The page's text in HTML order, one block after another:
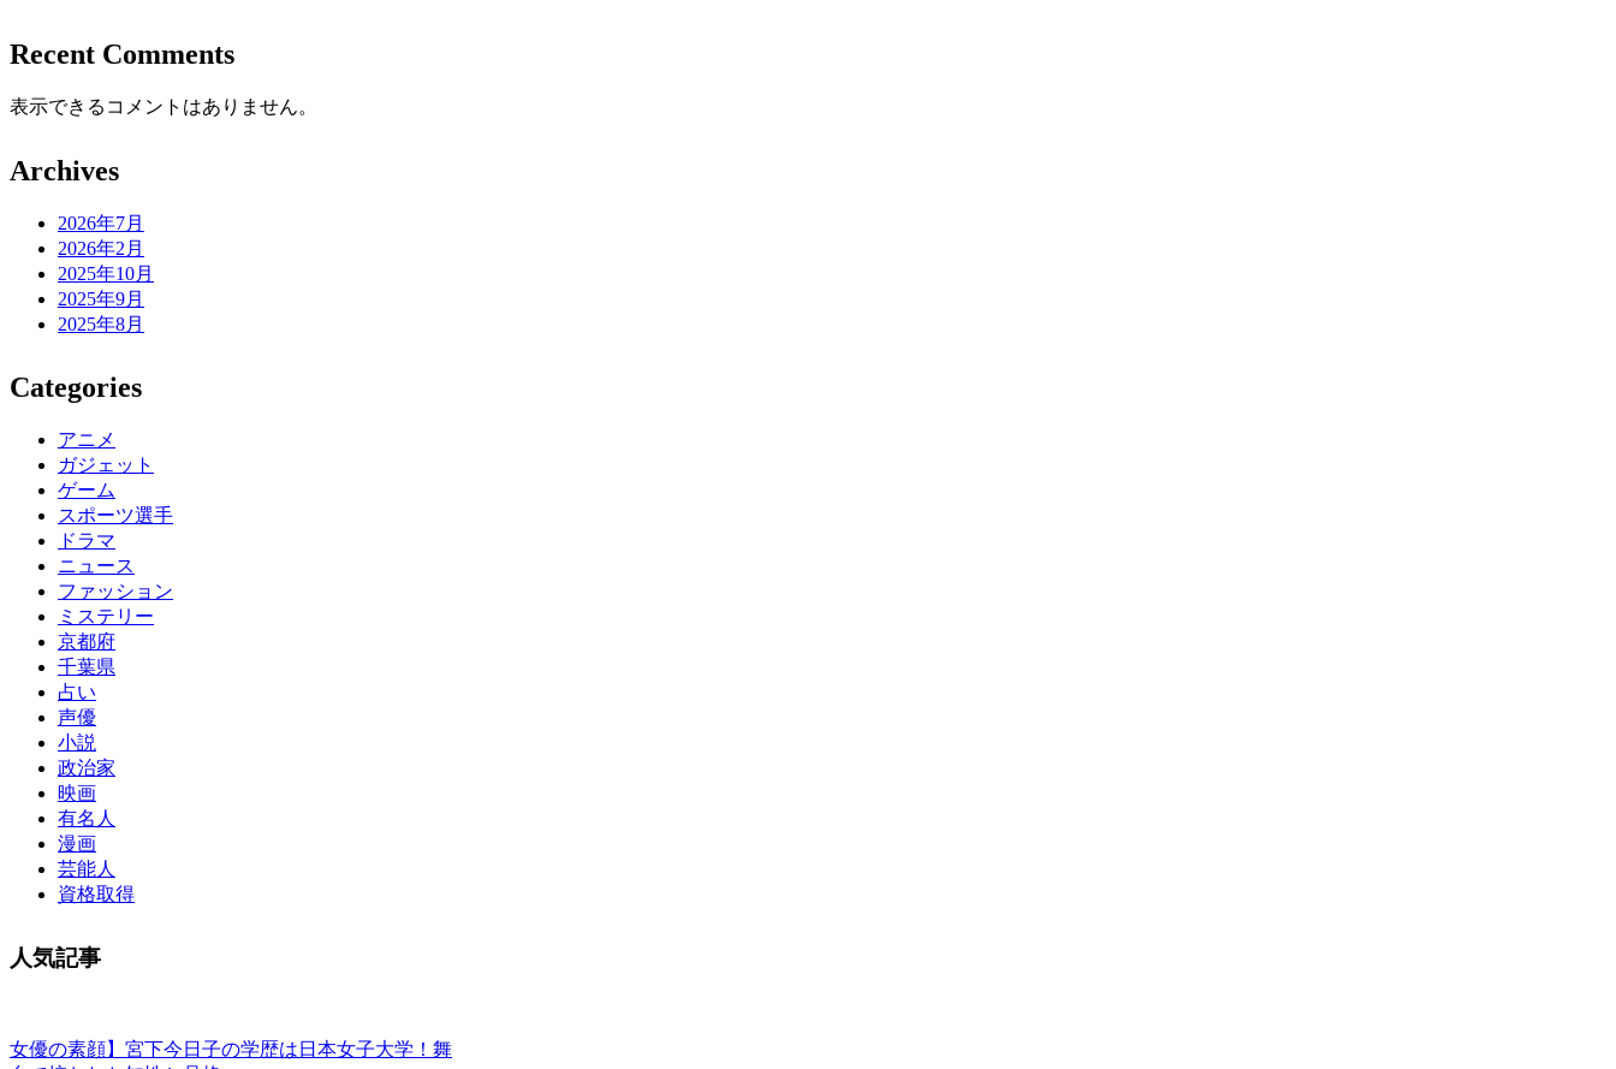
Recent Comments
表示できるコメントはありません。
Archives
2026年7月
2026年2月
2025年10月
2025年9月
2025年8月
Categories
アニメ
ガジェット
ゲーム
スポーツ選手
ドラマ
ニュース
ファッション
ミステリー
京都府
千葉県
占い
声優
小説
政治家
映画
有名人
漫画
芸能人
資格取得
人気記事
女優の素顔】宮下今日子の学歴は日本女子大学！舞